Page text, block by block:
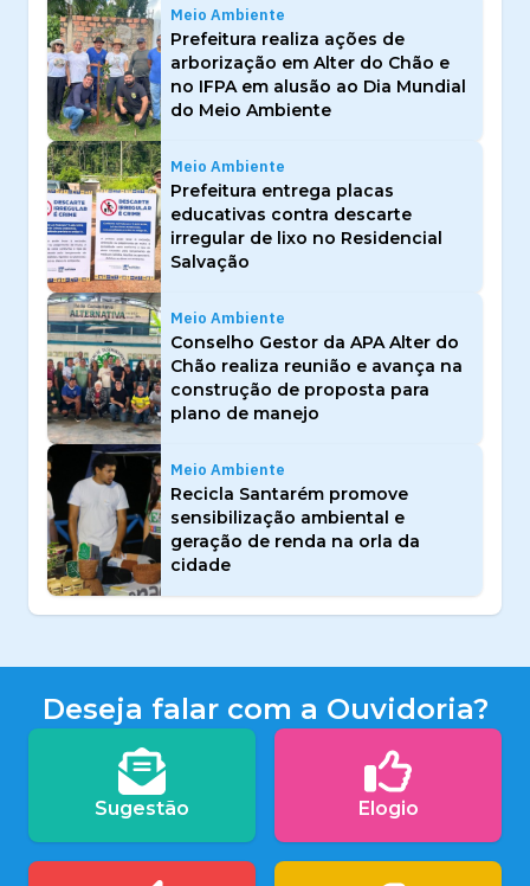
Meio Ambiente
Prefeitura realiza ações de
arborização em Alter do Chão e
no IFPA em alusão ao Dia Mundial
do Meio Ambiente
Meio Ambiente
Prefeitura entrega placas
educativas contra descarte
irregular de lixo no Residencial
Salvação
Meio Ambiente
Conselho Gestor da APA Alter do
Chão realiza reunião e avança na
construção de proposta para
plano de manejo
Meio Ambiente
Recicla Santarém promove
sensibilização ambiental e
geração de renda na orla da
cidade
Deseja falar com a Ouvidoria?
Sugestão Elogio